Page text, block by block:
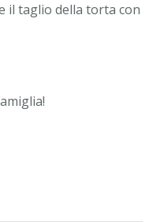
il taglio della torta con